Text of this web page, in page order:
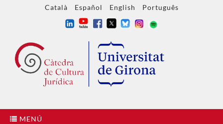
Català Español English Português
MENÚ